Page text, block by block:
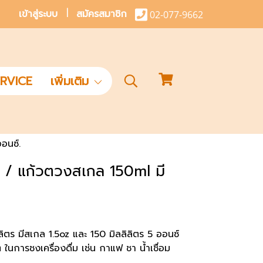
เข้าสู่ระบบ สมัครสมาชิก 02-077-9662
เพิ่มเติม
นซ์.
/ แก้วตวงสเกล 150ml มี
มีสเกล 1.5oz และ 150 มิลลิลิตร 5 ออนซ์
นการชงเครื่องดื่ม เช่น กาแฟ ชา น้ำเชื่อม